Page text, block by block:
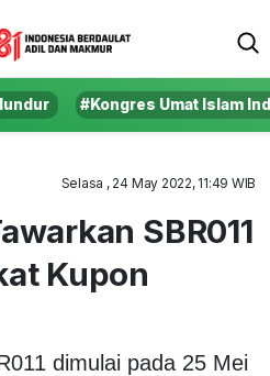
#Kongres Umat Islam
Selasa , 24 May 2022, 11:49 WIB
SBR011
Kupon
dimulai pada 25 Mei